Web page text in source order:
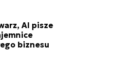
AI pisze
biznesu